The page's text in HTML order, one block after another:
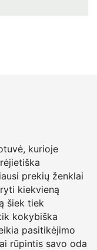
kurioje
prekių ženklai
kiekvieną
šiek tiek
kokybiška
pasitikėjimo
rūpintis savo oda